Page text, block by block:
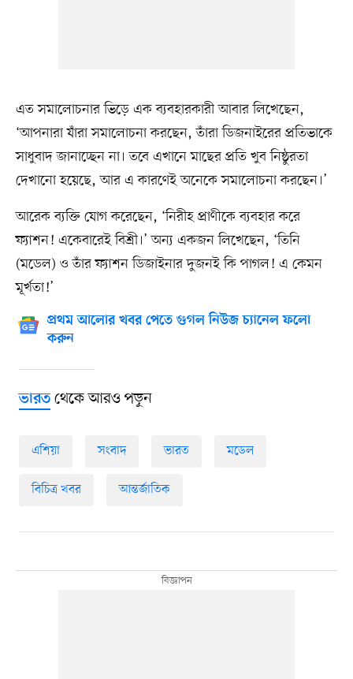
এত সমালোচনার ভিড়ে এক ব্যবহারকারী আবার লিখেছেন,
‘আপনারা যাঁরা সমালোচনা করছেন, তাঁরা ডিজনাইরের প্রতিভাকে
সাধুবাদ জানাচ্ছেন না। তবে এখানে মাছের প্রতি খুব নিষ্ঠুরতা
দেখানো হয়েছে, আর এ কারণেই অনেকে সমালোচনা করছেন।’
আরেক ব্যক্তি যোগ করেছেন, ‘নিরীহ প্রাণীকে ব্যবহার করে
ফ্যাশন! একেবারেই বিশ্রী।’ অন্য একজন লিখেছেন, ‘তিনি
(মডেল) ও তাঁর ফ্যাশন ডিজাইনার দুজনই কি পাগল! এ কেমন
মূর্খতা!’
প্রথম আলোর খবর পেতে গুগল নিউজ চ্যানেল ফলো
করুন
ভারতথেকে আরও পড়ুন
এশিয়া সংবাদ ভারত মডেল
বিচিত্র খবর আন্তর্জাতিক